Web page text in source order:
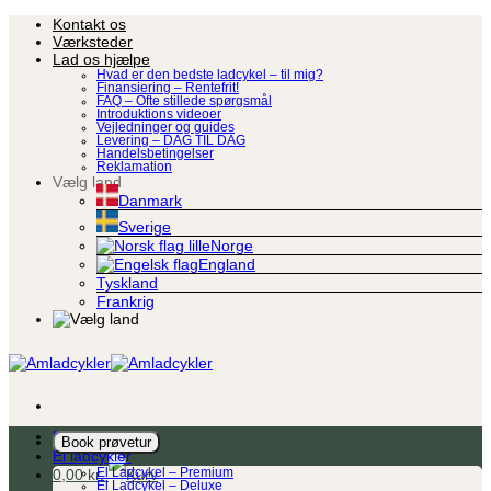
Fortsæt
indhold
Kontakt os
Værksteder
Lad os hjælpe
Hvad er den bedste ladcykel – til mig?
Finansiering – Rentefrit!
FAQ – Ofte stillede spørgsmål
Introduktions videoer
Vejledninger og guides
Levering – DAG TIL DAG
Handelsbetingelser
Reklamation
Vælg land
Danmark
Sverige
Norge
England
Tyskland
Frankrig
Book prøvetur
0,00kr.
Ladcykel
El ladcykler
El Ladcykel – Premium
El Ladcykel – Deluxe